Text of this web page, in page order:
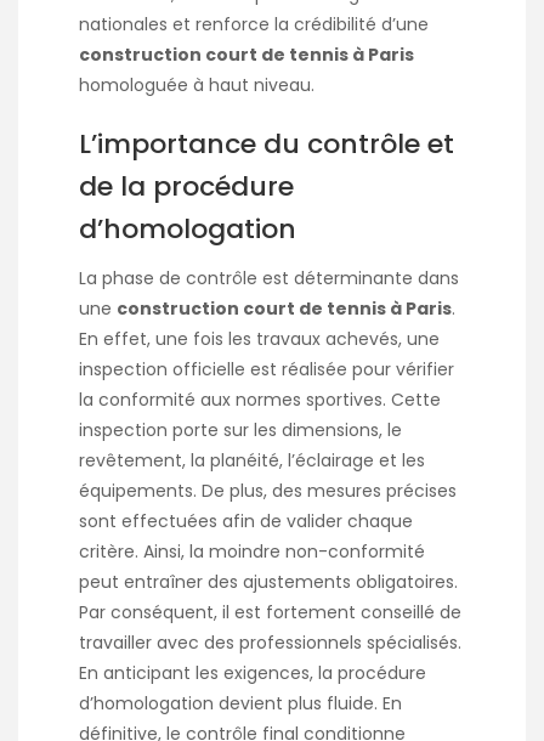
nationales et renforce la crédibilité d’une
construction court de tennis à Paris
homologuée à haut niveau.
L’importance du contrôle et
de la procédure
d’homologation
La phase de contrôle est déterminante dans
une construction court de tennis à Paris.
En effet, une fois les travaux achevés, une
inspection officielle est réalisée pour vérifier
la conformité aux normes sportives. Cette
inspection porte sur les dimensions, le
revêtement, la planéité, l’éclairage et les
équipements. De plus, des mesures précises
sont effectuées afin de valider chaque
critère. Ainsi, la moindre non-conformité
peut entraîner des ajustements obligatoires.
Par conséquent, il est fortement conseillé de
travailler avec des professionnels spécialisés.
En anticipant les exigences, la procédure
d’homologation devient plus fluide. En
définitive, le contrôle final conditionne